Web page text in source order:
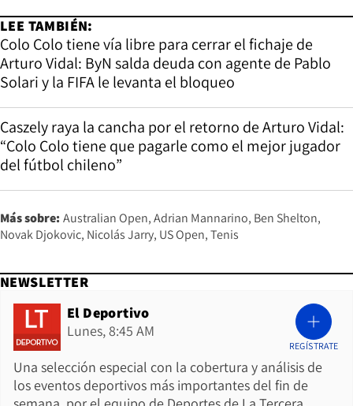
LEE TAMBIÉN:
Colo Colo tiene vía libre para cerrar el fichaje de
Arturo Vidal: ByN salda deuda con agente de Pablo
Solari y la FIFA le levanta el bloqueo
Caszely raya la cancha por el retorno de Arturo Vidal:
“Colo Colo tiene que pagarle como el mejor jugador
del fútbol chileno”
Más sobre: Australian Open Adrian Mannarino Ben Shelton
Novak Djokovic Nicolás Jarry US Open Tenis
NEWSLETTER
El Deportivo
Lunes, 8:45 AM
Una selección especial con la cobertura y análisis de
los eventos deportivos más importantes del fin de
REGÍSTRATE